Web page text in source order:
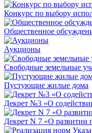
Конкурс по выбору
Общественное
Аукционы
Свободные земельные
Пустующие жилые дома
Декрет №3 «О
Декрет N 7 «О развитии